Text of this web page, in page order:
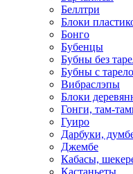
Беллтри
Блоки
Бонго
Бубенцы
Бубны без
Бубны с
Вибраслэпы
Блоки
Гонги, там-
Гуиро
Дарбуки,
Джембе
Кабасы,
Кастаньеты